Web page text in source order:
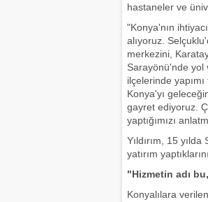
hastaneler ve
"Konya'nın
alıyoruz.
merkezini,
Sarayönü'nde yol
ilçelerinde
Konya'yı
gayret ediyoruz.
yaptığımızı
Yıldırım, 15
yatırım
"Hizmetin adı
Konyalılara